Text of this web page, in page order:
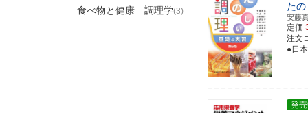
た
安藤
定価
注文
●日
発
食べ物と健康 調理学(3)